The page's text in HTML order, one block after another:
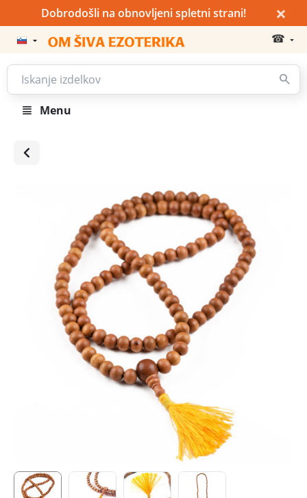
Dobrodošli na obnovljeni spletni strani! ×
☎
Menu